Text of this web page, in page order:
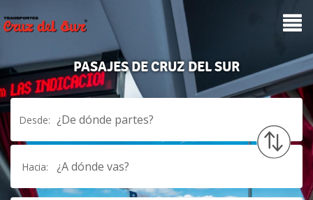
PASAJES DE CRUZ DEL SUR
Desde: ¿De dónde partes?
Hacia: ¿A dónde vas?